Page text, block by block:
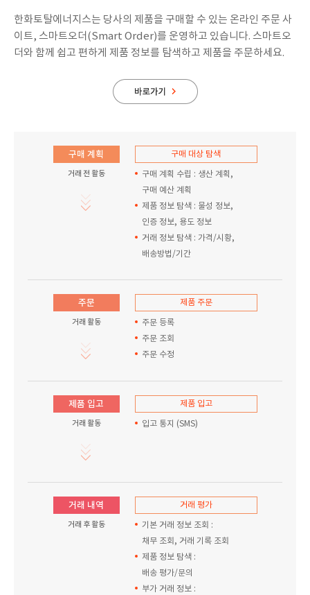
한화토탈에너지스는 당사의 제품을 구매할 수 있는 온라인 주문 사
이트, 스마트오더(Smart Order)를 운영하고 있습니다. 스마트오
더와 함께 쉽고 편하게 제품 정보를 탐색하고 제품을 주문하세요.
구매 계획
거래 전 활동
구매 대상 탐색
구매 계획 수립 : 생산 계획,
구매 예산 계획
제품 정보 탐색 : 물성 정보,
인증 정보, 용도 정보
거래 정보 탐색 : 가격/시황,
배송방법/기간
주문
거래 활동
제품 주문
주문 등록
주문 조회
주문 수정
제품 입고
거래 활동
제품 입고
입고 통지 (SMS)
거래 내역
거래 후 활동
거래 평가
기본 거래 정보 조회 :
채무 조회, 거래 기록 조회
제품 정보 탐색 :
배송 평가/문의
부가 거래 정보 :